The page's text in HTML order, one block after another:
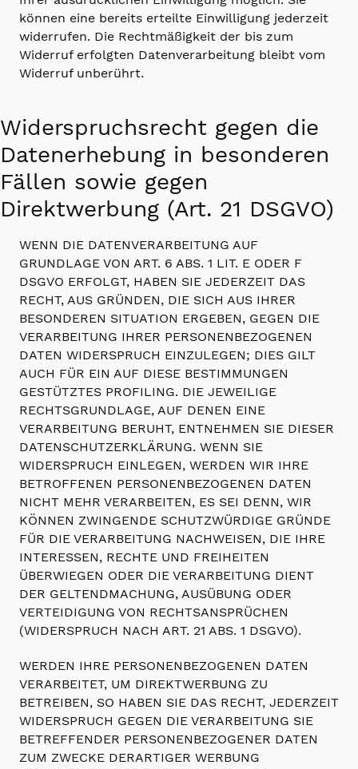
können eine bereits erteilte Einwilligung jederzeit
widerrufen. Die Rechtmäßigkeit der bis zum
Widerruf erfolgten Datenverarbeitung bleibt vom
Widerruf unberührt.
Widerspruchsrecht gegen die
Datenerhebung in besonderen
Fällen sowie gegen
Direktwerbung (Art. 21 DSGVO)
WENN DIE DATENVERARBEITUNG AUF
GRUNDLAGE VON ART. 6 ABS. 1 LIT. E ODER F
DSGVO ERFOLGT, HABEN SIE JEDERZEIT DAS
RECHT, AUS GRÜNDEN, DIE SICH AUS IHRER
BESONDEREN SITUATION ERGEBEN, GEGEN DIE
VERARBEITUNG IHRER PERSONENBEZOGENEN
DATEN WIDERSPRUCH EINZULEGEN; DIES GILT
AUCH FÜR EIN AUF DIESE BESTIMMUNGEN
GESTÜTZTES PROFILING. DIE JEWEILIGE
RECHTSGRUNDLAGE, AUF DENEN EINE
VERARBEITUNG BERUHT, ENTNEHMEN SIE DIESER
DATENSCHUTZERKLÄRUNG. WENN SIE
WIDERSPRUCH EINLEGEN, WERDEN WIR IHRE
BETROFFENEN PERSONENBEZOGENEN DATEN
NICHT MEHR VERARBEITEN, ES SEI DENN, WIR
KÖNNEN ZWINGENDE SCHUTZWÜRDIGE GRÜNDE
FÜR DIE VERARBEITUNG NACHWEISEN, DIE IHRE
INTERESSEN, RECHTE UND FREIHEITEN
ÜBERWIEGEN ODER DIE VERARBEITUNG DIENT
DER GELTENDMACHUNG, AUSÜBUNG ODER
VERTEIDIGUNG VON RECHTSANSPRÜCHEN
(WIDERSPRUCH NACH ART. 21 ABS. 1 DSGVO).
WERDEN IHRE PERSONENBEZOGENEN DATEN
VERARBEITET, UM DIREKTWERBUNG ZU
BETREIBEN, SO HABEN SIE DAS RECHT, JEDERZEIT
WIDERSPRUCH GEGEN DIE VERARBEITUNG SIE
BETREFFENDER PERSONENBEZOGENER DATEN
ZUM ZWECKE DERARTIGER WERBUNG